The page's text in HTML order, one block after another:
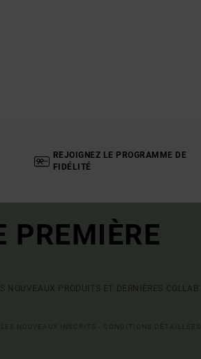
REJOIGNEZ LE PROGRAMME DE
FIDÉLITÉ
PREMIÈRE
NOUVEAUX PRODUITS ET DERNIÈRES COLLAB'